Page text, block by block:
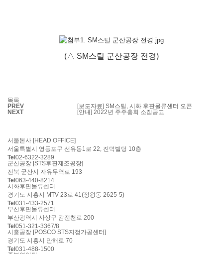
(△ SM스틸 군산공장 전경)
목록
PREV
[보도자료] SM스틸, 시화 후판물류센터 오픈
NEXT
[안내] 2022년 주주총회 소집공고
서울본사 [HEAD OFFICE]
서울특별시 영등포구 선유동1로 22, 진덕빌딩 10층
Tel02-6322-3289
군산공장 [STS후판제조공장]
전북 군산시 자유무역로 193
Tel063-440-8214
시화후판물류센터
경기도 시흥시 MTV 23로 41(정왕동 2625-5)
Tel031-433-2571
부산후판물류센터
부산광역시 사상구 감전천로 200
Tel051-321-3367/8
시흥공장 [POSCO STS지정가공센터]
경기도 시흥시 만해로 70
Tel031-488-1500